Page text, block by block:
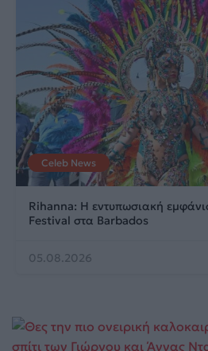
Celeb News
Rihanna: Η εντυπωσιακή
Festival στα Barbados
05.08.2026